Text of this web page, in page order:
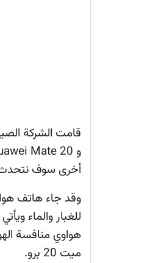
أخرى سوف نتحدث
هواوي منافسة
ميت 20 برو.